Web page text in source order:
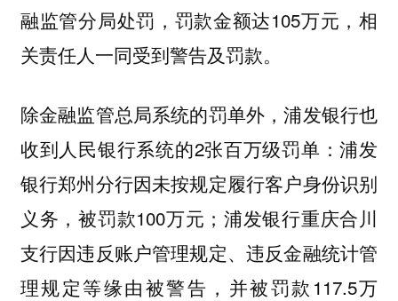
融监管分局处罚，罚款金额达105万元，相
关责任人一同受到警告及罚款。
除金融监管总局系统的罚单外，浦发银行也
收到人民银行系统的2张百万级罚单：浦发
银行郑州分行因未按规定履行客户身份识别
义务，被罚款100万元；浦发银行重庆合川
支行因违反账户管理规定、违反金融统计管
理规定等缘由被警告，并被罚款117.5万